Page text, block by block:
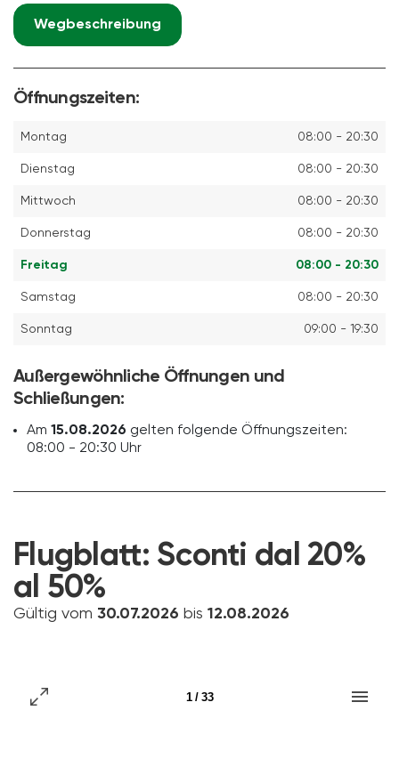
Wegbeschreibung
Öffnungszeiten:
Montag 08:00 - 20:30
Dienstag 08:00 - 20:30
Mittwoch 08:00 - 20:30
Donnerstag 08:00 - 20:30
Freitag 08:00 - 20:30
Samstag 08:00 - 20:30
Sonntag 09:00 - 19:30
Außergewöhnliche Öffnungen und
Schließungen:
Am 15.08.2026 gelten folgende Öffnungszeiten:
08:00 - 20:30 Uhr
Flugblatt: Sconti dal 20%
al 50%
Gültig vom 30.07.2026 bis 12.08.2026